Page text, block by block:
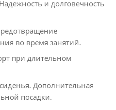
и долговечность
во время занятий.
при длительном
Дополнительная
посадки.